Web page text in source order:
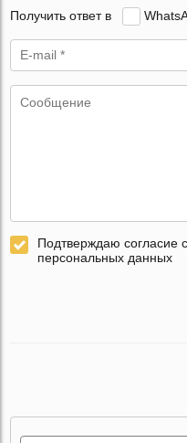
Получить ответ в
Подтверждаю согласие
персональных данных